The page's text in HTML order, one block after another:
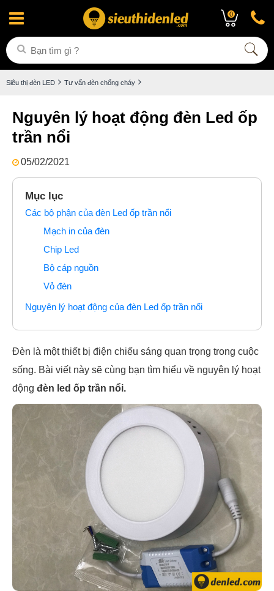
0
Siêu thị đèn LED Tư vấn đèn chống cháy
Nguyên lý hoạt động đèn Led ốp
trần nổi
05/02/2021
Mục lục
Các bộ phận của đèn Led ốp trần nổi
Mạch in của đèn
Chip Led
Bộ cáp nguồn
Vỏ đèn
Nguyên lý hoạt động của đèn Led ốp trần nổi
Đèn là một thiết bị điện chiếu sáng quan trọng trong cuộc
sống. Bài viết này sẽ cùng bạn tìm hiểu về nguyên lý hoạt
động đèn led ốp trần nổi.